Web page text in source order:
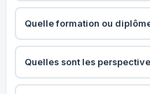
Quelle formation ou
Quelles sont les